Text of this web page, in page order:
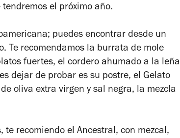
el próximo año.
puedes encontrar desde un
Te recomendamos la burrata de mole
fuertes, el cordero ahumado a la leña
dejar de probar es su postre, el Gelato
oliva extra virgen y sal negra, la mezcla
recomiendo el Ancestral, con mezcal,